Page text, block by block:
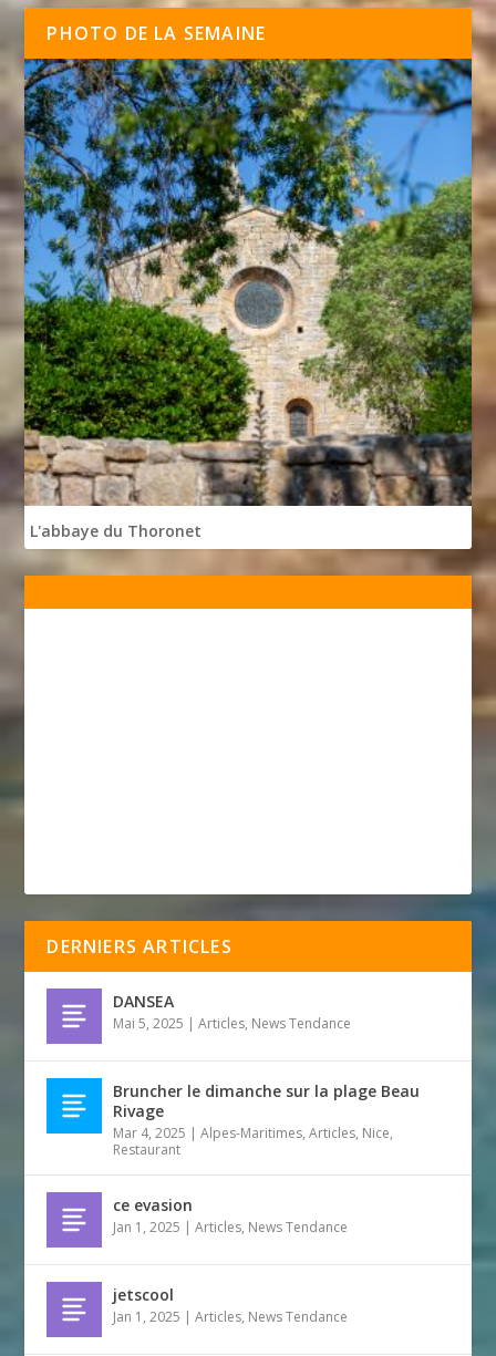
PHOTO DE LA SEMAINE
L'abbaye du Thoronet
DERNIERS ARTICLES
DANSEA
Mai 5, 2025 |Articles, News Tendance
Bruncher le dimanche sur la plage Beau
Rivage
Mar 4, 2025 |Alpes-Maritimes,Articles, Nice,
Restaurant
ce evasion
Jan 1, 2025 |Articles, News Tendance
jetscool
Jan 1, 2025 |Articles, News Tendance